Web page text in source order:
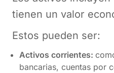
tienen un valor
Estos pueden ser:
Activos corrientes:
bancarias, cuentas por